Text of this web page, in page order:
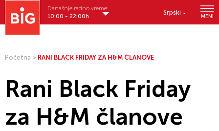
Srpski
MENI
Današnje radno vreme:
10:00 - 22:00h
Početna > RANI BLACK FRIDAY ZA H&M ČLANOVE
Rani Black Friday
za H&M članove